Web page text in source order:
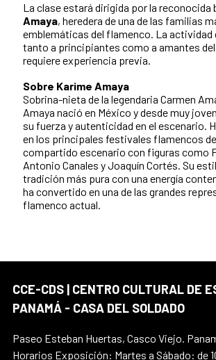
La clase estará dirigida por la reconocida
Amaya, heredera de una de las familias
emblemáticas del flamenco. La actividad
tanto a principiantes como a amantes del
requiere experiencia previa.
Sobre Karime Amaya
Sobrina-nieta de la legendaria Carmen
Amaya nació en México y desde muy
su fuerza y autenticidad en el escenario.
en los principales festivales flamencos
compartido escenario con figuras como
Antonio Canales y Joaquín Cortés. Su
tradición más pura con una energía
ha convertido en una de las grandes
flamenco actual.
CCE-CDS | CENTRO CULTURAL DE
PANAMÁ - CASA DEL SOLDADO
Paseo Esteban Huertas, Casco Viejo.
Horarios Exposición: Martes a Sábado: de